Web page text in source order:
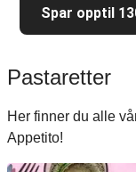
Spar opptil
Pastaretter
Her finner du alle
Appetito!